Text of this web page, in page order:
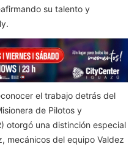
su talento y
el trabajo detrás del
de Pilotos y
otorgó una distinción especial
mecánicos del equipo Valdez